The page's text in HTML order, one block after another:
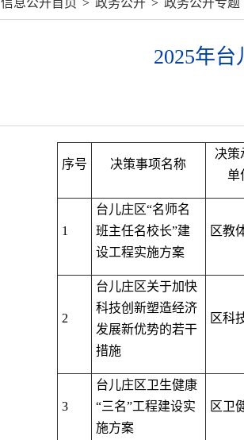
信息公开首页 > 政务公开 > 政务公开专题
2025年
序号 决策事项名称
决策
单
1
台儿庄区“名师名
班主任名校长”建
设工程实施方案
区教
2
台儿庄区关于加快
科技创新塑造经济
发展新优势的若干
措施
区科
3
台儿庄区卫生健康
“三名”工程建设实
施方案
区卫